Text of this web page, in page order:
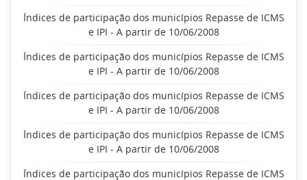
Índices de participação dos municípios Repasse de ICMS
e IPI - A partir de 10/06/2008
Índices de participação dos municípios Repasse de ICMS
e IPI - A partir de 10/06/2008
Índices de participação dos municípios Repasse de ICMS
e IPI - A partir de 10/06/2008
Índices de participação dos municípios Repasse de ICMS
e IPI - A partir de 10/06/2008
Índices de participação dos municípios Repasse de ICMS